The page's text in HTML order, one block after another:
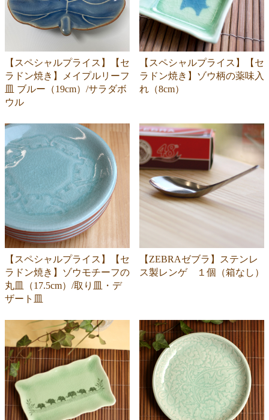
【スペシャルプライス】【セ
ラドン焼き】メイプルリーフ
皿 ブルー（19cm）/サラダボ
ウル
【スペシャルプライス】【セ
ラドン焼き】ゾウ柄の薬味入
れ（8cm）
【スペシャルプライス】【セ
ラドン焼き】ゾウモチーフの
丸皿（17.5cm）/取り皿・デ
ザート皿
【ZEBRAゼブラ】ステンレ
ス製レンゲ １個（箱なし）